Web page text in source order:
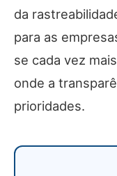
da
para as
se cada vez
onde a
prioridades.